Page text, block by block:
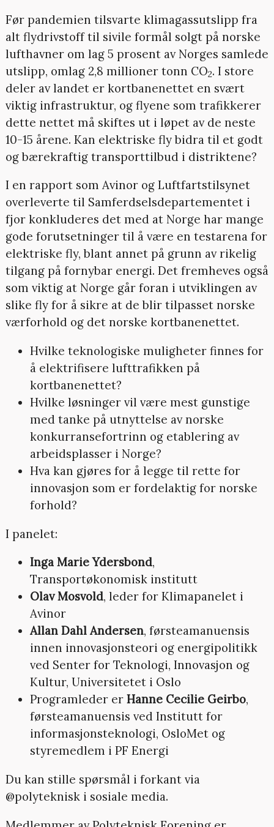
Før pandemien tilsvarte klimagassutslipp fra
alt flydrivstoff til sivile formål solgt på norske
lufthavner om lag 5 prosent av Norges samlede
utslipp, omlag 2,8 millioner tonn CO2. I store
deler av landet er kortbanenettet en svært
viktig infrastruktur, og flyene som trafikkerer
dette nettet må skiftes ut i løpet av de neste
10-15 årene. Kan elektriske fly bidra til et godt
og bærekraftig transporttilbud i distriktene?
I en rapport som Avinor og Luftfartstilsynet
overleverte til Samferdselsdepartementet i
fjor konkluderes det med at Norge har mange
gode forutsetninger til å være en testarena for
elektriske fly, blant annet på grunn av rikelig
tilgang på fornybar energi. Det fremheves også
som viktig at Norge går foran i utviklingen av
slike fly for å sikre at de blir tilpasset norske
værforhold og det norske kortbanenettet.
Hvilke teknologiske muligheter finnes for
å elektrifisere lufttrafikken på
kortbanenettet?
Hvilke løsninger vil være mest gunstige
med tanke på utnyttelse av norske
konkurransefortrinn og etablering av
arbeidsplasser i Norge?
Hva kan gjøres for å legge til rette for
innovasjon som er fordelaktig for norske
forhold?
I panelet:
Inga Marie Ydersbond,
Transportøkonomisk institutt
Olav Mosvold, leder for Klimapanelet i
Avinor
Allan Dahl Andersen, førsteamanuensis
innen innovasjonsteori og energipolitikk
ved Senter for Teknologi, Innovasjon og
Kultur, Universitetet i Oslo
Programleder er Hanne Cecilie Geirbo,
førsteamanuensis ved Institutt for
informasjonsteknologi, OsloMet og
styremedlem i PF Energi
Du kan stille spørsmål i forkant via
@polyteknisk i sosiale media.